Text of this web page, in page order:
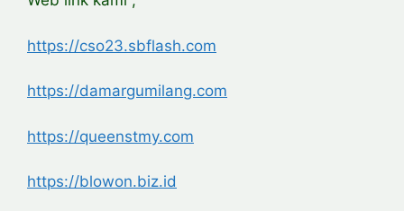
https://cso23.sbflash.com
https://damargumilang.com
https://queenstmy.com
https://blowon.biz.id